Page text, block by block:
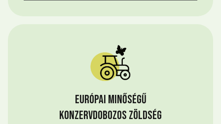
Európai minőségű
konzervdobozos zöldség